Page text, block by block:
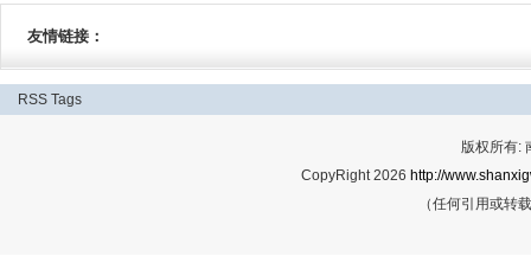
友情链接：
RSS Tags
版权所有:
CopyRight 2026 http://
（任何引用或转